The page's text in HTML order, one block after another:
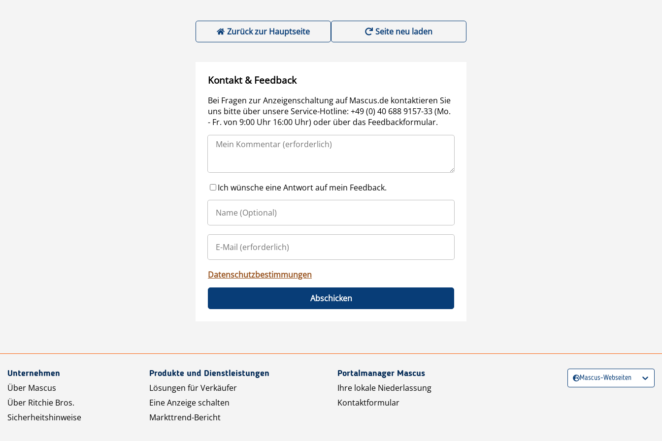
Zurück zur Hauptseite Seite neu laden
Kontakt & Feedback
Bei Fragen zur Anzeigenschaltung auf Mascus.de kontaktieren Sie
uns bitte über unsere Service-Hotline: +49 (0) 40 688 9157-33 (Mo.
- Fr. von 9:00 Uhr 16:00 Uhr) oder über das Feedbackformular.
Ich wünsche eine Antwort auf mein Feedback.
Datenschutzbestimmungen
Abschicken
Unternehmen
Über Mascus
Über Ritchie Bros.
Sicherheitshinweise
Produkte und Dienstleistungen
Lösungen für Verkäufer
Eine Anzeige schalten
Markttrend-Bericht
Portalmanager Mascus
Ihre lokale Niederlassung
Kontaktformular
Mascus-Webseiten